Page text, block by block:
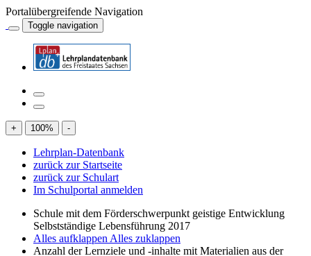
Portalübergreifende Navigation
Toggle navigation
+ 100% -
Lehrplan-Datenbank
zurück zur Startseite
zurück zur Schulart
Im Schulportal anmelden
Schule mit dem Förderschwerpunkt geistige Entwicklung
Selbstständige Lebensführung 2017
Alles aufklappen Alles zuklappen
Anzahl der Lernziele und -inhalte mit Materialien aus der